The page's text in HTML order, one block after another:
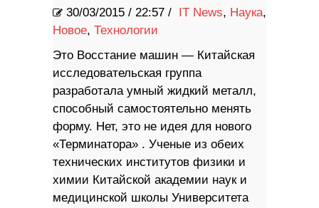
30/03/2015 / 22:57 / IT News, Наука,
Новое, Технологии
Это Восстание машин — Китайская
исследовательская группа
разработала умный жидкий металл,
способный самостоятельно менять
форму. Нет, это не идея для нового
«Терминатора» . Ученые из обеих
технических институтов физики и
химии Китайской академии наук и
медицинской школы Университета